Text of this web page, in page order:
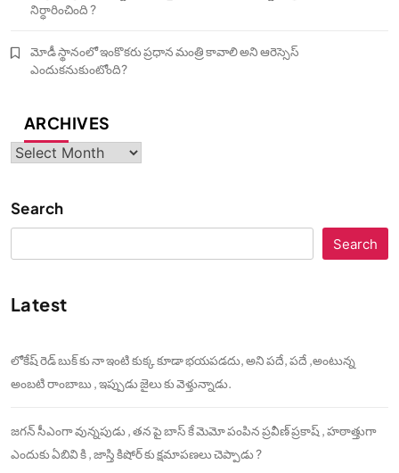
నిర్ధారించింది ?
మోడీ స్థానంలో ఇంకొకరు ప్రధాన మంత్రి కావాలి అని ఆరెస్సెస్‌
ఎందుకనుకుంటోంది?
ARCHIVES
Archives
Search
Search
Latest
లోకేష్ రెడ్ బుక్ కు నా ఇంటి కుక్క కూడా భయపడదు, అని పదే, పదే ,అంటున్న
అంబటి రాంబాబు , ఇప్పుడు జైలు కు వెళ్తున్నాడు.
జగన్ సీఎంగా వున్నపుడు , తన పై బాస్ కే మెమో పంపిన ప్రవీణ్ ప్రకాష్ , హఠాత్తుగా
ఎందుకు ఏబివి కి , జాస్తి కిషోర్ కు క్షమాపణలు చెప్పాడు ?